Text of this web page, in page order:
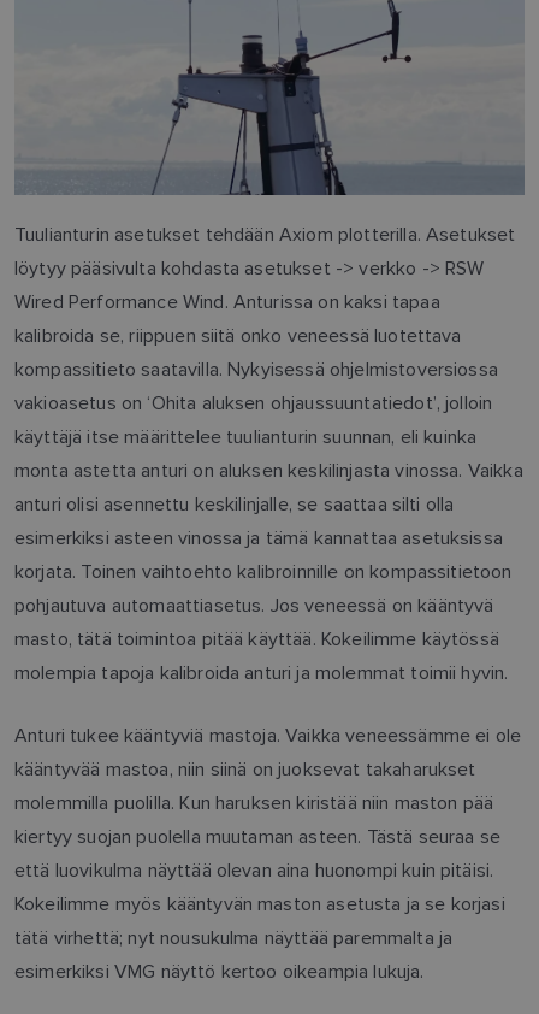
Tuulianturin asetukset tehdään Axiom plotterilla. Asetukset
löytyy pääsivulta kohdasta asetukset -> verkko -> RSW
Wired Performance Wind. Anturissa on kaksi tapaa
kalibroida se, riippuen siitä onko veneessä luotettava
kompassitieto saatavilla. Nykyisessä ohjelmistoversiossa
vakioasetus on ‘Ohita aluksen ohjaussuuntatiedot’, jolloin
käyttäjä itse määrittelee tuulianturin suunnan, eli kuinka
monta astetta anturi on aluksen keskilinjasta vinossa. Vaikka
anturi olisi asennettu keskilinjalle, se saattaa silti olla
esimerkiksi asteen vinossa ja tämä kannattaa asetuksissa
korjata. Toinen vaihtoehto kalibroinnille on kompassitietoon
pohjautuva automaattiasetus. Jos veneessä on kääntyvä
masto, tätä toimintoa pitää käyttää. Kokeilimme käytössä
molempia tapoja kalibroida anturi ja molemmat toimii hyvin.
Anturi tukee kääntyviä mastoja. Vaikka veneessämme ei ole
kääntyvää mastoa, niin siinä on juoksevat takaharukset
molemmilla puolilla. Kun haruksen kiristää niin maston pää
kiertyy suojan puolella muutaman asteen. Tästä seuraa se
että luovikulma näyttää olevan aina huonompi kuin pitäisi.
Kokeilimme myös kääntyvän maston asetusta ja se korjasi
tätä virhettä; nyt nousukulma näyttää paremmalta ja
esimerkiksi VMG näyttö kertoo oikeampia lukuja.